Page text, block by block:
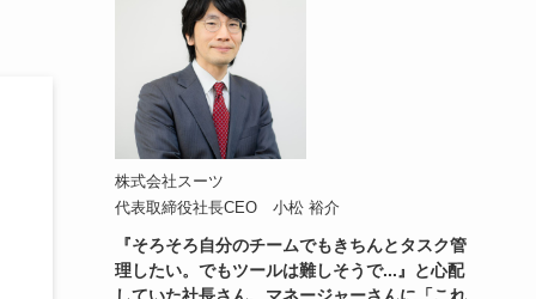
株式会社スーツ
代表取締役社長CEO 小松 裕介
『そろそろ自分のチームでもきちんとタスク管
理したい。でもツールは難しそうで...』と心配
していた社長さん、マネージャーさんに 「これ